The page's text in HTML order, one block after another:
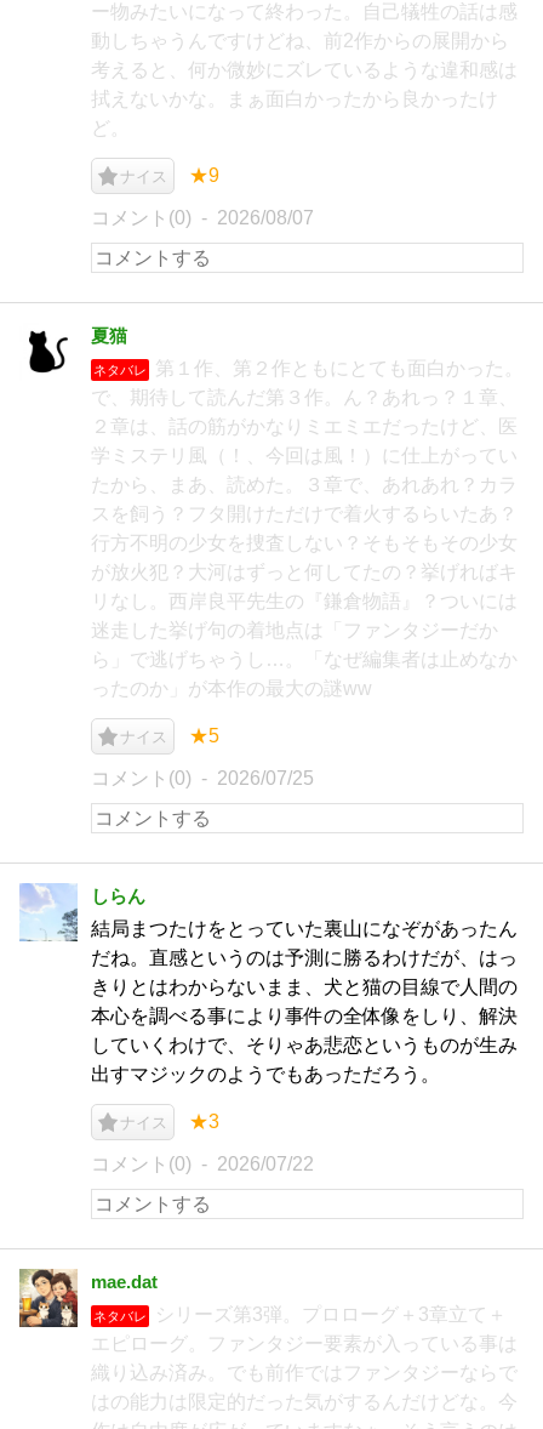
ー物みたいになって終わった。自己犠牲の話は感
動しちゃうんですけどね、前2作からの展開から
考えると、何か微妙にズレているような違和感は
拭えないかな。まぁ面白かったから良かったけ
ど。
ナイス ★9
コメント(0) 2026/08/07
夏猫
ネタバレ
第１作、第２作ともにとても面白かった。
で、期待して読んだ第３作。ん？あれっ？１章、
２章は、話の筋がかなりミエミエだったけど、医
学ミステリ風（！、今回は風！）に仕上がってい
たから、まあ、読めた。３章で、あれあれ？カラ
スを飼う？フタ開けただけで着火するらいたあ？
行方不明の少女を捜査しない？そもそもその少女
が放火犯？大河はずっと何してたの？挙げればキ
リなし。西岸良平先生の『鎌倉物語』？ついには
迷走した挙げ句の着地点は「ファンタジーだか
ら」で逃げちゃうし…。「なぜ編集者は止めなか
ったのか」が本作の最大の謎ww
ナイス ★5
コメント(0) 2026/07/25
しらん
結局まつたけをとっていた裏山になぞがあったん
だね。直感というのは予測に勝るわけだが、はっ
きりとはわからないまま、犬と猫の目線で人間の
本心を調べる事により事件の全体像をしり、解決
していくわけで、そりゃあ悲恋というものが生み
出すマジックのようでもあっただろう。
ナイス ★3
コメント(0) 2026/07/22
mae.dat
ネタバレ
シリーズ第3弾。プロローグ＋3章立て＋
エピローグ。ファンタジー要素が入っている事は
織り込み済み。でも前作ではファンタジーならで
はの能力は限定的だった気がするんだけどな。今